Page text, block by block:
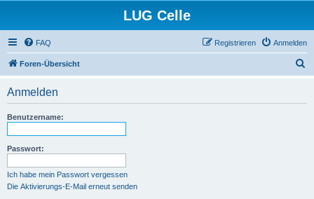
LUG Celle
FAQ Anmelden
Registrieren
Foren-Übersicht
Anmelden
Benutzername:
Passwort:
Ich habe mein Passwort vergessen
Die Aktivierungs-E-Mail erneut senden